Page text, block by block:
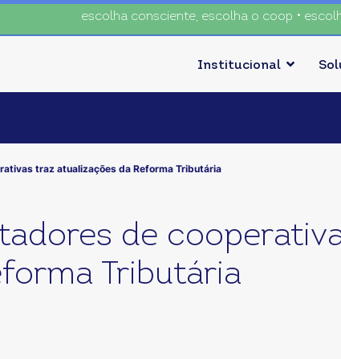
escolha consciente, escolha o coop • escolha
Institucional
traz atualizações da Reforma Tributária
de
Tributária